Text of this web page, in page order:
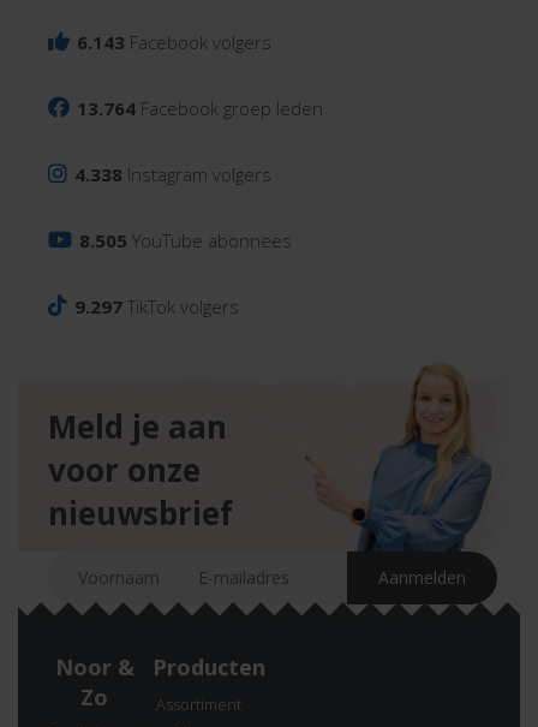
6.143 Facebook volgers
13.764 Facebook groep leden
4.338 Instagram volgers
8.505 YouTube abonnees
9.297 TikTok volgers
Meld je aan
voor onze
nieuwsbrief
Noor &
Zo
Producten
Assortiment